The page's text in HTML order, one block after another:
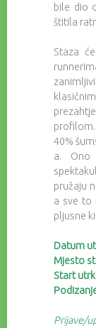
bile dio
štitila
Staza
40%
a. Ono
pružaju
a sve to
pljusne
Datum
Mjesto
Start
Prijave/